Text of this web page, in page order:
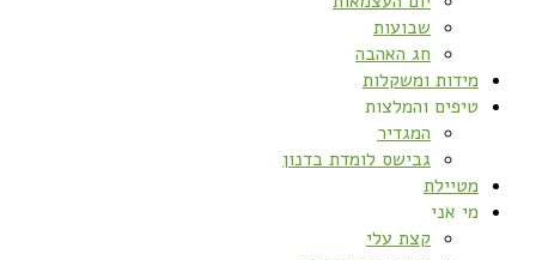
שבועות
חג האהבה
מידות ומשקלות
טיפים והמלצות
המגדיר
גבישס לומדת בדנון
מטיילת
מי אני
קצת עלי